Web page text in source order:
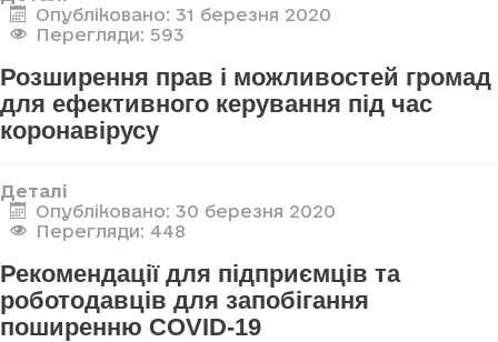
Опубліковано: 31 березня 2020
Перегляди: 593
Розширення прав і можливостей громад
для ефективного керування під час
коронавірусу
Деталі
Опубліковано: 30 березня 2020
Перегляди: 448
Рекомендації для підприємців та
роботодавців для запобігання
поширенню COVID-19